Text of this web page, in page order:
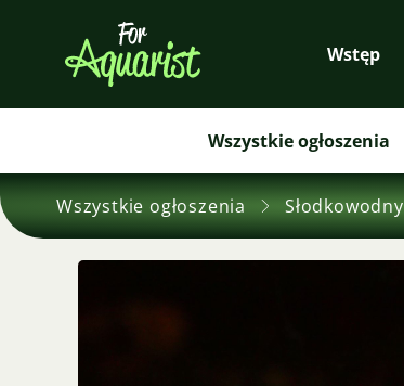
Wstęp
Wszystkie ogłoszenia
Wszystkie ogłoszenia Słodkowodny